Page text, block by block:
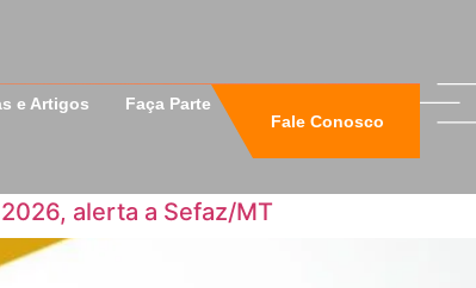
e Artigos
Faça Parte
Fale Conosco
alerta a Sefaz/MT